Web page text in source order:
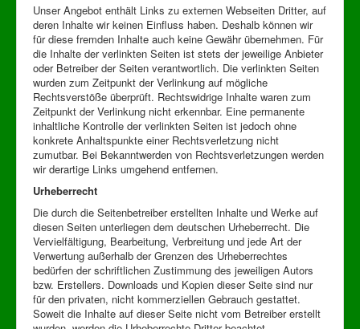
Unser Angebot enthält Links zu externen Webseiten Dritter, auf
deren Inhalte wir keinen Einfluss haben. Deshalb können wir
für diese fremden Inhalte auch keine Gewähr übernehmen. Für
die Inhalte der verlinkten Seiten ist stets der jeweilige Anbieter
oder Betreiber der Seiten verantwortlich. Die verlinkten Seiten
wurden zum Zeitpunkt der Verlinkung auf mögliche
Rechtsverstöße überprüft. Rechtswidrige Inhalte waren zum
Zeitpunkt der Verlinkung nicht erkennbar. Eine permanente
inhaltliche Kontrolle der verlinkten Seiten ist jedoch ohne
konkrete Anhaltspunkte einer Rechtsverletzung nicht
zumutbar. Bei Bekanntwerden von Rechtsverletzungen werden
wir derartige Links umgehend entfernen.
Urheberrecht
Die durch die Seitenbetreiber erstellten Inhalte und Werke auf
diesen Seiten unterliegen dem deutschen Urheberrecht. Die
Vervielfältigung, Bearbeitung, Verbreitung und jede Art der
Verwertung außerhalb der Grenzen des Urheberrechtes
bedürfen der schriftlichen Zustimmung des jeweiligen Autors
bzw. Erstellers. Downloads und Kopien dieser Seite sind nur
für den privaten, nicht kommerziellen Gebrauch gestattet.
Soweit die Inhalte auf dieser Seite nicht vom Betreiber erstellt